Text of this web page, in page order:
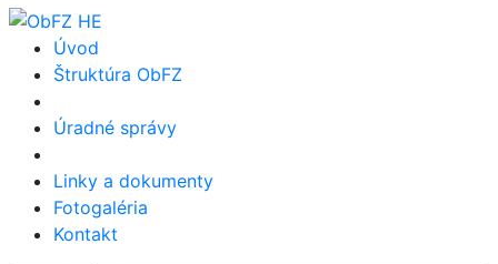
Úvod
Štruktúra ObFZ
Úradné správy
Linky a dokumenty
Fotogaléria
Kontakt